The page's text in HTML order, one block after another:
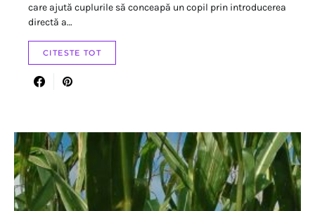
care ajută cuplurile să conceapă un copil prin introducerea
directă a…
CITESTE TOT